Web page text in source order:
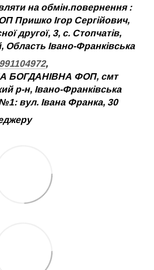
на обмін.повернення :
Пришко Ігор Сергійович,
другої, 3, с. Стопчатів,
Область Івано-Франківська
,
БОГДАНІВНА ФОП, смт
р-н, Івано-Франківська
вул. Івана Франка, 30